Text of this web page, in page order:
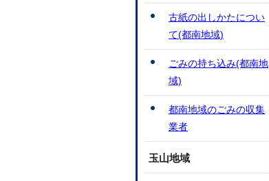
古紙の出しかたについ
て(都南地域)
ごみの持ち込み(都南地
域)
都南地域のごみの収集
業者
玉山地域